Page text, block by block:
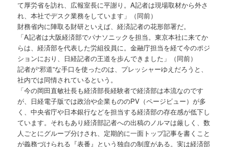
て厚労省を訪れ、広報室長に平謝り。A記者は現場取材から外さ
れ、本社でデスク業務をしています」（同前）
財務省内に陣取る財研といえば、経済記者の花形部署だ。
「A記者は大阪経済部でパナソニックを担当。東京本社に来てか
らは、経済部を代表した労組役員に。金融庁担当を経て今のポジ
ションにおり、日経記者の王道を歩んできました」（同前）
記者が“邪道”な手口を使ったのは、プレッシャーゆえだろうと、
社内では同情されているという。
「今の岡田直敏社長も経済部長経験者で経済部は本流なのです
が、日経電子版では政治や企業もののPV（ページビュー）が多
く、中央省庁や日本銀行などを担当する経済部の存在感が低下し
ています。それもあり経済部記者への出稿のノルマは厳しく、数
人ごとにグループ分けされ、定期的に一面トップ記事を書くこと
が義務づけられる『表番』という独自の制度がある。実は経済部